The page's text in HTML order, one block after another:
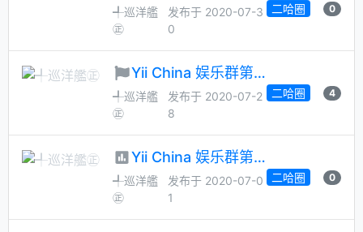
╃巡洋艦
㊣
发布于 2020-07-3
0
二哈圈 0
Yii China 娱乐群第 46 次管理员月选候选人征集
╃巡洋艦
㊣
发布于 2020-07-2
8
二哈圈 4
Yii China 娱乐群第 45 次管理员大选
╃巡洋艦
㊣
发布于 2020-07-0
1
二哈圈 0